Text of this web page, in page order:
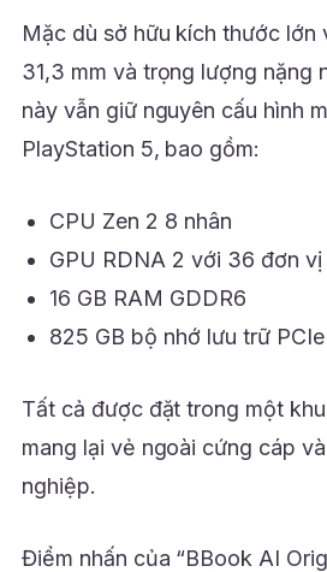
Mặc dù sở hữu kích thước lớn
31,3 mm và trọng lượng nặng
này vẫn giữ nguyên cấu hình
PlayStation 5, bao gồm:
CPU Zen 2 8 nhân
GPU RDNA 2 với 36 đơn
16 GB RAM GDDR6
825 GB bộ nhớ lưu trữ
Tất cả được đặt trong một
mang lại vẻ ngoài cứng cáp
nghiệp.
Điểm nhấn của “BBook AI